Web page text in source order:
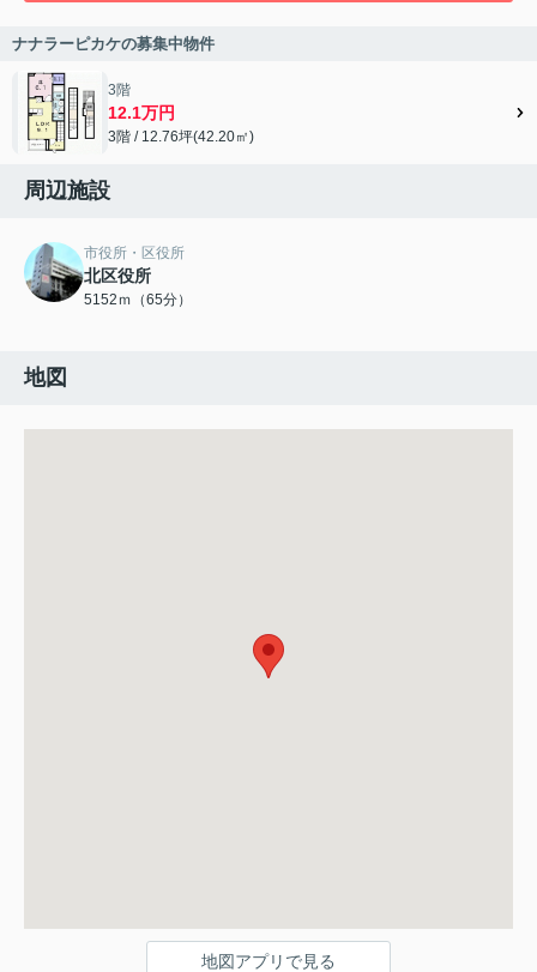
ナナラーピカケの募集中物件
3階
12.1万円
3階 / 12.76坪(42.20㎡)
周辺施設
市役所・区役所
北区役所
5152ｍ（65分）
地図
地図アプリで見る